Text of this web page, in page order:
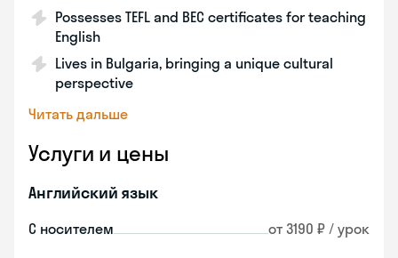
Possesses TEFL and BEC certificates for teaching
English
Lives in Bulgaria, bringing a unique cultural
perspective
Читать дальше
Услуги и цены
Английский язык
С носителем от 3190 ₽ / урок